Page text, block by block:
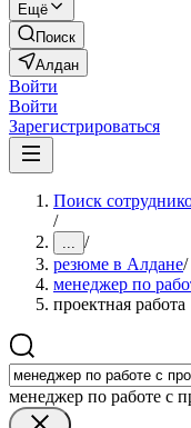
Ещё
Поиск
Алдан
Войти
Войти
Зарегистрироваться
Поиск
/
... /
резюме в Алдане/
менеджер по
проектная работа
менеджер по работе с